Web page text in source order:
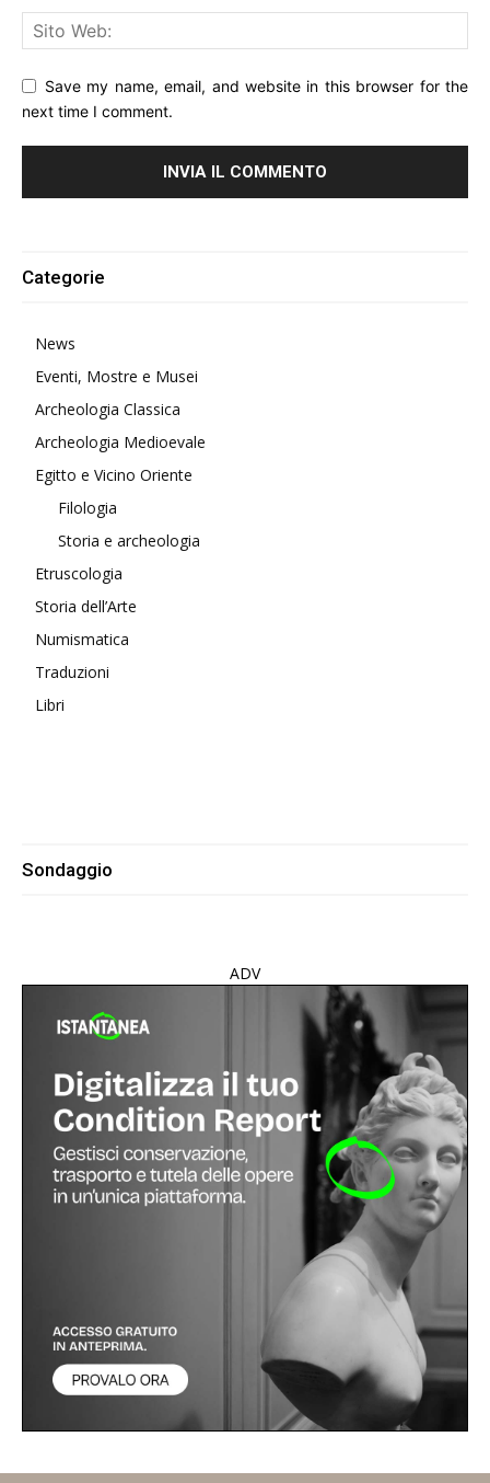
Save my name, email, and website in this browser for the
next time I comment.
Categorie
News
Eventi, Mostre e Musei
Archeologia Classica
Archeologia Medioevale
Egitto e Vicino Oriente
Filologia
Storia e archeologia
Etruscologia
Storia dell’Arte
Numismatica
Traduzioni
Libri
Sondaggio
ADV